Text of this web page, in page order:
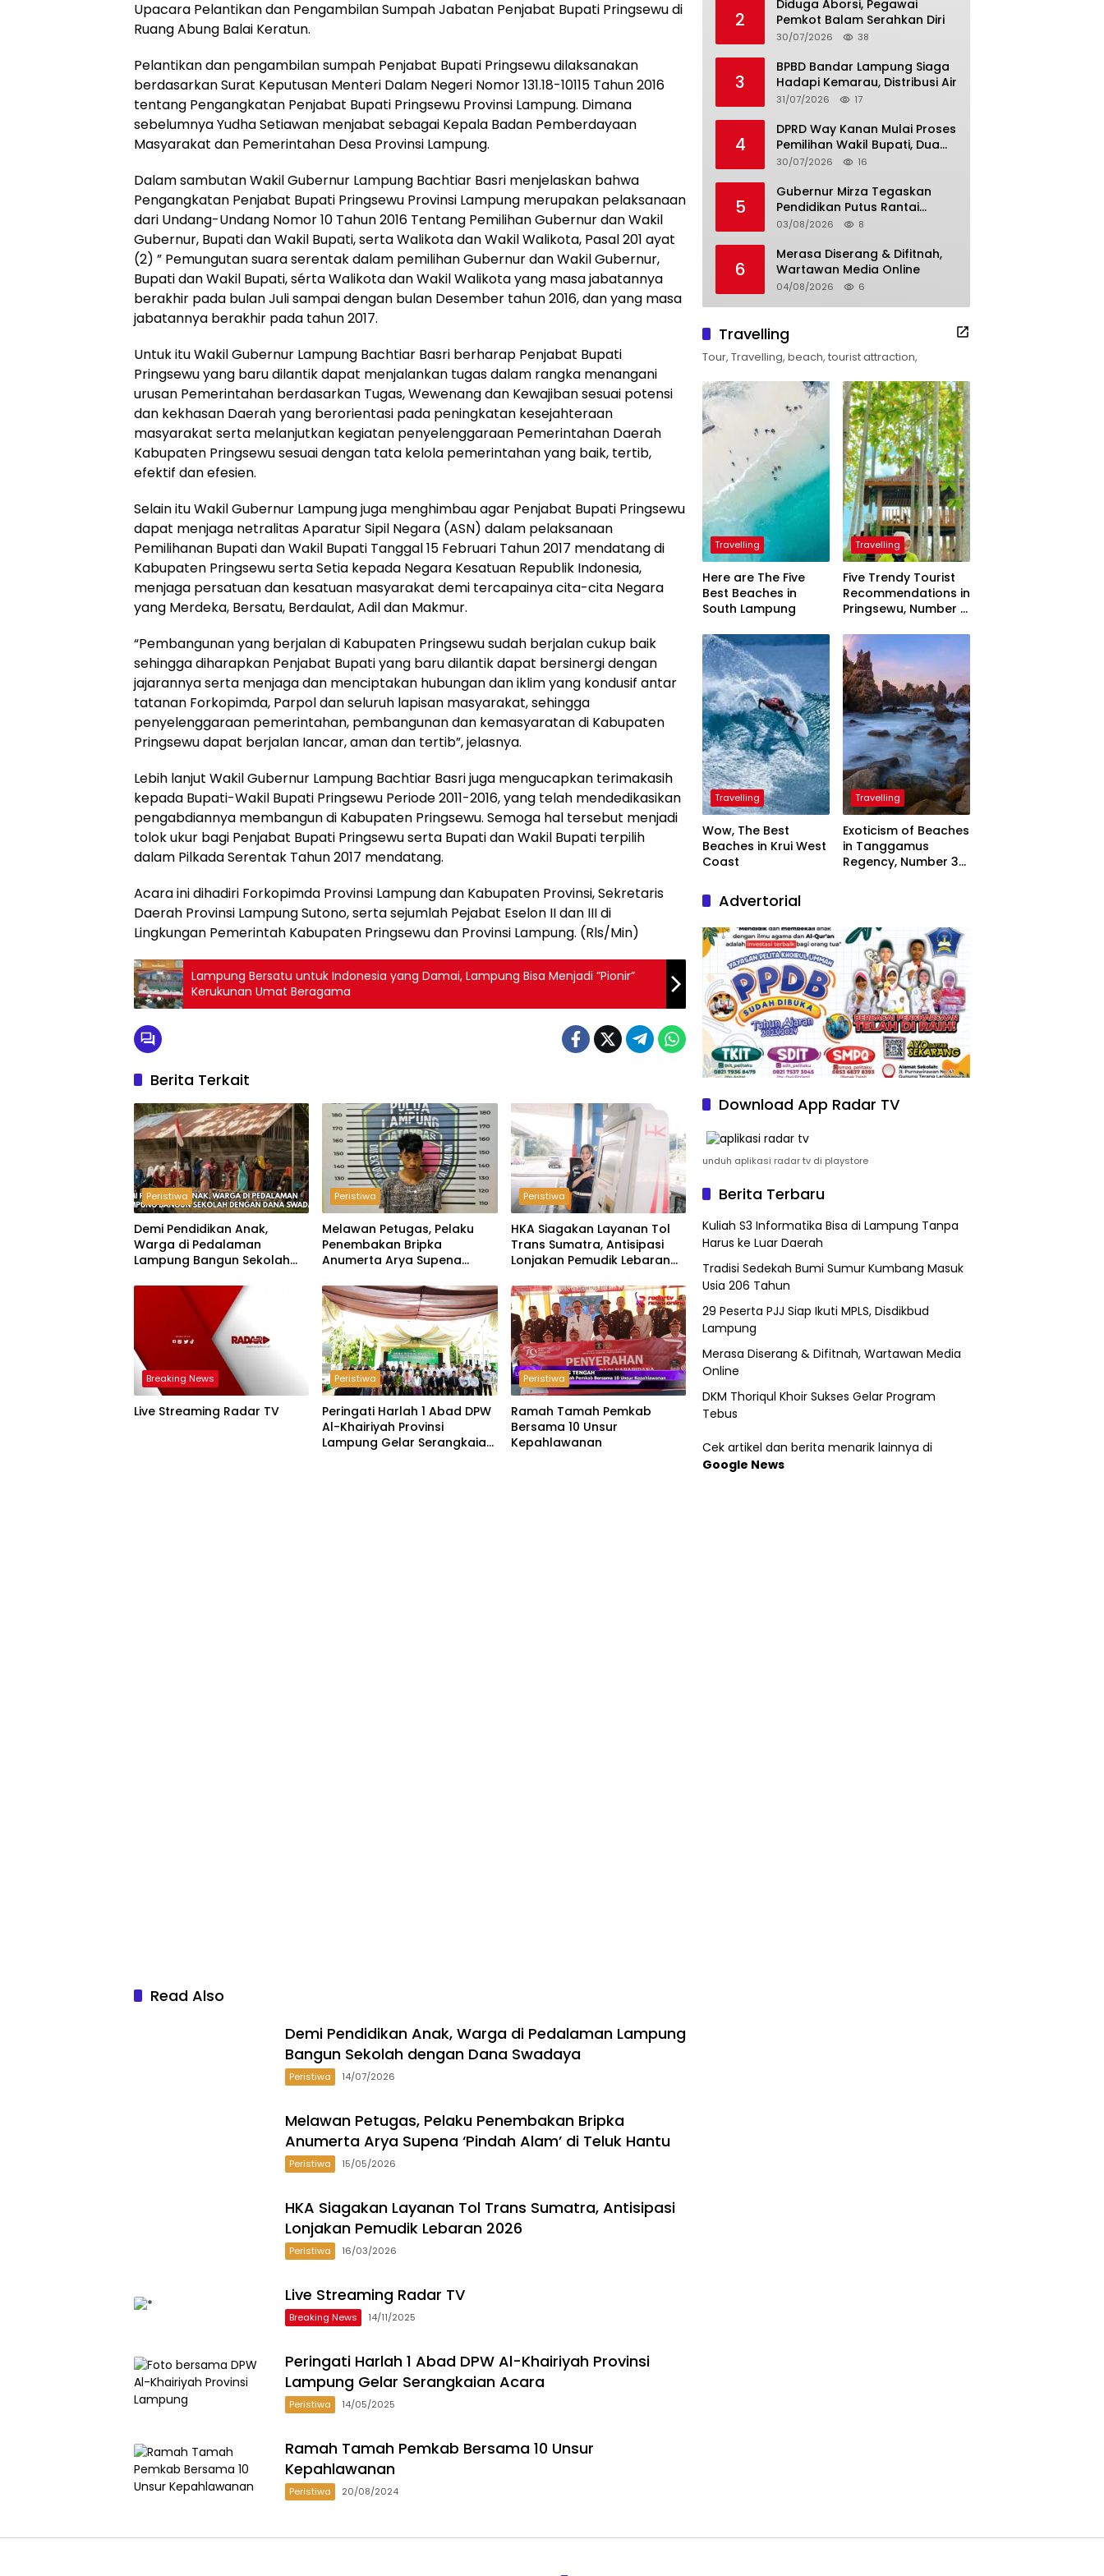
Upacara Pelantikan dan Pengambilan Sumpah Jabatan Penjabat Bupati Pringsewu di
Ruang Abung Balai Keratun.
Pelantikan dan pengambilan sumpah Penjabat Bupati Pringsewu dilaksanakan
berdasarkan Surat Keputusan Menteri Dalam Negeri Nomor 131.18-10115 Tahun 2016
tentang Pengangkatan Penjabat Bupati Pringsewu Provinsi Lampung. Dimana
sebelumnya Yudha Setiawan menjabat sebagai Kepala Badan Pemberdayaan
Masyarakat dan Pemerintahan Desa Provinsi Lampung.
Dalam sambutan Wakil Gubernur Lampung Bachtiar Basri menjelaskan bahwa
Pengangkatan Penjabat Bupati Pringsewu Provinsi Lampung merupakan pelaksanaan
dari Undang-Undang Nomor 10 Tahun 2016 Tentang Pemilihan Gubernur dan Wakil
Gubernur, Bupati dan Wakil Bupati, serta Walikota dan Wakil Walikota, Pasal 201 ayat
(2) ” Pemungutan suara serentak dalam pemilihan Gubernur dan Wakil Gubernur,
Bupati dan Wakil Bupati, sérta Walikota dan Wakil Walikota yang masa jabatannya
berakhir pada bulan Juli sampai dengan bulan Desember tahun 2016, dan yang masa
jabatannya berakhir pada tahun 2017.
Untuk itu Wakil Gubernur Lampung Bachtiar Basri berharap Penjabat Bupati
Pringsewu yang baru dilantik dapat menjalankan tugas dalam rangka menangani
urusan Pemerintahan berdasarkan Tugas, Wewenang dan Kewajiban sesuai potensi
dan kekhasan Daerah yang berorientasi pada peningkatan kesejahteraan
masyarakat serta melanjutkan kegiatan penyelenggaraan Pemerintahan Daerah
Kabupaten Pringsewu sesuai dengan tata kelola pemerintahan yang baik, tertib,
efektif dan efesien.
Selain itu Wakil Gubernur Lampung juga menghimbau agar Penjabat Bupati Pringsewu
dapat menjaga netralitas Aparatur Sipil Negara (ASN) dalam pelaksanaan
Pemilihanan Bupati dan Wakil Bupati Tanggal 15 Februari Tahun 2017 mendatang di
Kabupaten Pringsewu serta Setia kepada Negara Kesatuan Republik Indonesia,
menjaga persatuan dan kesatuan masyarakat demi tercapainya cita-cita Negara
yang Merdeka, Bersatu, Berdaulat, Adil dan Makmur.
“Pembangunan yang berjalan di Kabupaten Pringsewu sudah berjalan cukup baik
sehingga diharapkan Penjabat Bupati yang baru dilantik dapat bersinergi dengan
jajarannya serta menjaga dan menciptakan hubungan dan iklim yang kondusif antar
tatanan Forkopimda, Parpol dan seluruh lapisan masyarakat, sehingga
penyelenggaraan pemerintahan, pembangunan dan kemasyaratan di Kabupaten
Pringsewu dapat berjalan Iancar, aman dan tertib”, jelasnya.
Lebih lanjut Wakil Gubernur Lampung Bachtiar Basri juga mengucapkan terimakasih
kepada Bupati-Wakil Bupati Pringsewu Periode 2011-2016, yang telah mendedikasikan
pengabdiannya membangun di Kabupaten Pringsewu. Semoga hal tersebut menjadi
tolok ukur bagi Penjabat Bupati Pringsewu serta Bupati dan Wakil Bupati terpilih
dalam Pilkada Serentak Tahun 2017 mendatang.
Acara ini dihadiri Forkopimda Provinsi Lampung dan Kabupaten Provinsi, Sekretaris
Daerah Provinsi Lampung Sutono, serta sejumlah Pejabat Eselon II dan III di
Lingkungan Pemerintah Kabupaten Pringsewu dan Provinsi Lampung. (Rls/Min)
Lampung Bersatu untuk Indonesia yang Damai, Lampung Bisa Menjadi ”Pionir”
Kerukunan Umat Beragama
Berita Terkait
Peristiwa
Demi Pendidikan Anak,
Warga di Pedalaman
Lampung Bangun Sekolah
Peristiwa
Melawan Petugas, Pelaku
Penembakan Bripka
Anumerta Arya Supena
Peristiwa
HKA Siagakan Layanan Tol
Trans Sumatra, Antisipasi
Lonjakan Pemudik Lebaran
Breaking News
Live Streaming Radar TV
Peristiwa
Peringati Harlah 1 Abad DPW
Al-Khairiyah Provinsi
Lampung Gelar Serangkaian
Peristiwa
Ramah Tamah Pemkab
Bersama 10 Unsur
Kepahlawanan
Read Also
Demi Pendidikan Anak, Warga di Pedalaman Lampung
Bangun Sekolah dengan Dana Swadaya
Peristiwa 14/07/2026
Melawan Petugas, Pelaku Penembakan Bripka
Anumerta Arya Supena ‘Pindah Alam’ di Teluk Hantu
Peristiwa 15/05/2026
HKA Siagakan Layanan Tol Trans Sumatra, Antisipasi
Lonjakan Pemudik Lebaran 2026
Peristiwa 16/03/2026
Live Streaming Radar TV
Breaking News 14/11/2025
Peringati Harlah 1 Abad DPW Al-Khairiyah Provinsi
Lampung Gelar Serangkaian Acara
Peristiwa 14/05/2025
Ramah Tamah Pemkab Bersama 10 Unsur
Kepahlawanan
Peristiwa 20/08/2024
2
Diduga Aborsi, Pegawai
Pemkot Balam Serahkan Diri
30/07/2026 38
3
BPBD Bandar Lampung Siaga
Hadapi Kemarau, Distribusi Air
31/07/2026 17
4
DPRD Way Kanan Mulai Proses
Pemilihan Wakil Bupati, Dua
Nama Resmi Bersaing
30/07/2026 16
5
Gubernur Mirza Tegaskan
Pendidikan Putus Rantai
Kemiskinan
03/08/2026 8
6
Merasa Diserang & Difitnah,
Wartawan Media Online
04/08/2026 6
Travelling
Tour, Travelling, beach, tourist attraction,
Travelling
Here are The Five
Best Beaches in
South Lampung
Travelling
Five Trendy Tourist
Recommendations in
Pringsewu, Number 3
President
Travelling
Wow, The Best
Beaches in Krui West
Coast
Travelling
Exoticism of Beaches
in Tanggamus
Regency, Number 3
Advertorial
Download App Radar TV
unduh aplikasi radar tv di playstore
Berita Terbaru
Kuliah S3 Informatika Bisa di Lampung Tanpa
Harus ke Luar Daerah
Tradisi Sedekah Bumi Sumur Kumbang Masuk
Usia 206 Tahun
29 Peserta PJJ Siap Ikuti MPLS, Disdikbud
Lampung
Merasa Diserang & Difitnah, Wartawan Media
Online
DKM Thoriqul Khoir Sukses Gelar Program
Tebus
Cek artikel dan berita menarik lainnya di
Google News